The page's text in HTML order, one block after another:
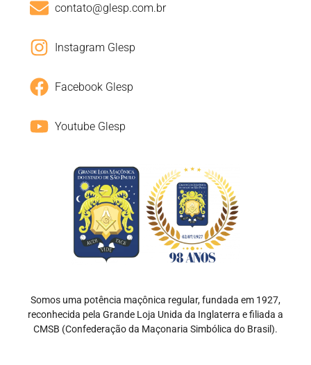
contato@glesp.com.br
Instagram Glesp
Facebook Glesp
Youtube Glesp
Somos uma potência maçônica regular, fundada em 1927,
reconhecida pela Grande Loja Unida da Inglaterra e filiada a
CMSB (Confederação da Maçonaria Simbólica do Brasil).